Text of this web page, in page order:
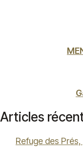
Articles
Refuge des